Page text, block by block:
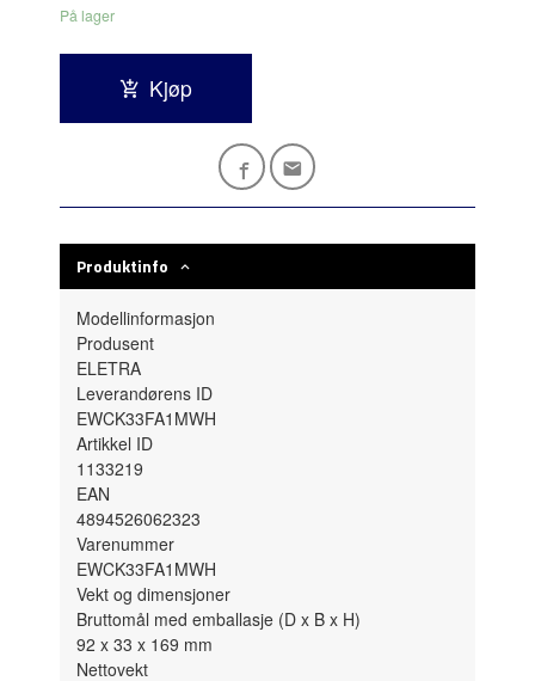
På lager
Kjøp
Produktinfo
Modellinformasjon
Produsent
ELETRA
Leverandørens ID
EWCK33FA1MWH
Artikkel ID
1133219
EAN
4894526062323
Varenummer
EWCK33FA1MWH
Vekt og dimensjoner
Bruttomål med emballasje (D x B x H)
92 x 33 x 169 mm
Nettovekt